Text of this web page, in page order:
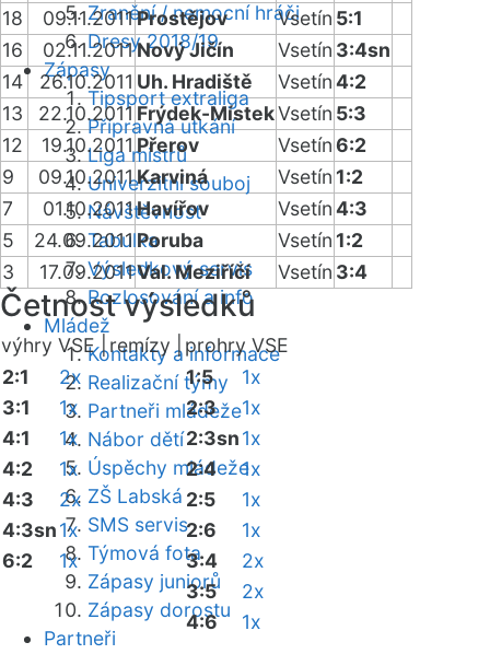
Zranění / nemocní hráči
Dresy 2018/19
Zápasy
Tipsport extraliga
Přípravná utkání
Liga mistrů
Univerzitní souboj
Návštěvnost
Tabulka
Výsledkový servis
Rozlosování a info
Mládež
Kontakty a informace
Realizační týmy
Partneři mládeže
Nábor dětí
Úspěchy mládeže
ZŠ Labská
SMS servis
Týmová fota
Zápasy juniorů
Zápasy dorostu
Partneři
18
09.11.2011Prostějov Vsetín 5:1
16
02.11.2011Nový Jičín Vsetín 3:4sn
14
26.10.2011 Uh. Hradiště Vsetín4:2
13
22.10.2011 Frýdek-MístekVsetín 5:3
12
19.10.2011 Přerov Vsetín6:2
9
09.10.2011Karviná Vsetín 1:2
7
01.10.2011Havířov Vsetín4:3
5
24.09.2011 Poruba Vsetín 1:2
3
17.09.2011Val. Meziříčí Vsetín 3:4
Četnost výsledků
výhry VSE |remízy | prohry VSE
2:1
2x
3:1
1x
4:1
1x
4:2
1x
4:3
2x
4:3sn1x
6:2
1x
1:5
1x
2:3
1x
2:3sn1x
2:4
1x
2:5
1x
2:6
1x
3:4
2x
3:5
2x
4:6
1x